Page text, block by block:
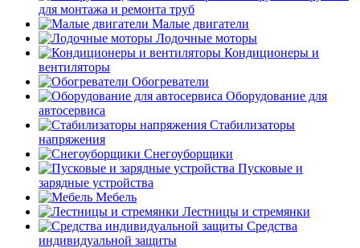
для монтажа и ремонта труб
Малые двигатели
Лодочные моторы
Кондиционеры и
вентиляторы
Обогреватели
Оборудование для
автосервиса
Стабилизаторы
напряжения
Снегоуборщики
Пусковые и
зарядные устройства
Мебель
Лестницы и стремянки
Средства
индивидуальной защиты